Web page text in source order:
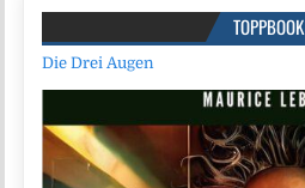
TOPPBOOK
Die Drei Augen